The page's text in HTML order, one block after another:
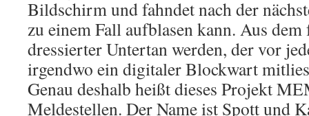
Bildschirm und fahndet nach der
zu einem Fall aufblasen kann. Aus
dressierter Untertan werden, der vor
irgendwo ein digitaler Blockwart
Genau deshalb heißt dieses Projekt
Meldestellen. Der Name ist Spott und